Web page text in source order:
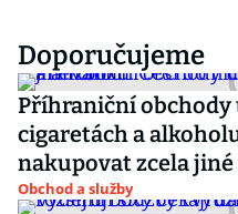
Doporučujeme
Příhraniční obchody
cigaretách a
nakupovat zcela jiné
Obchod a služby